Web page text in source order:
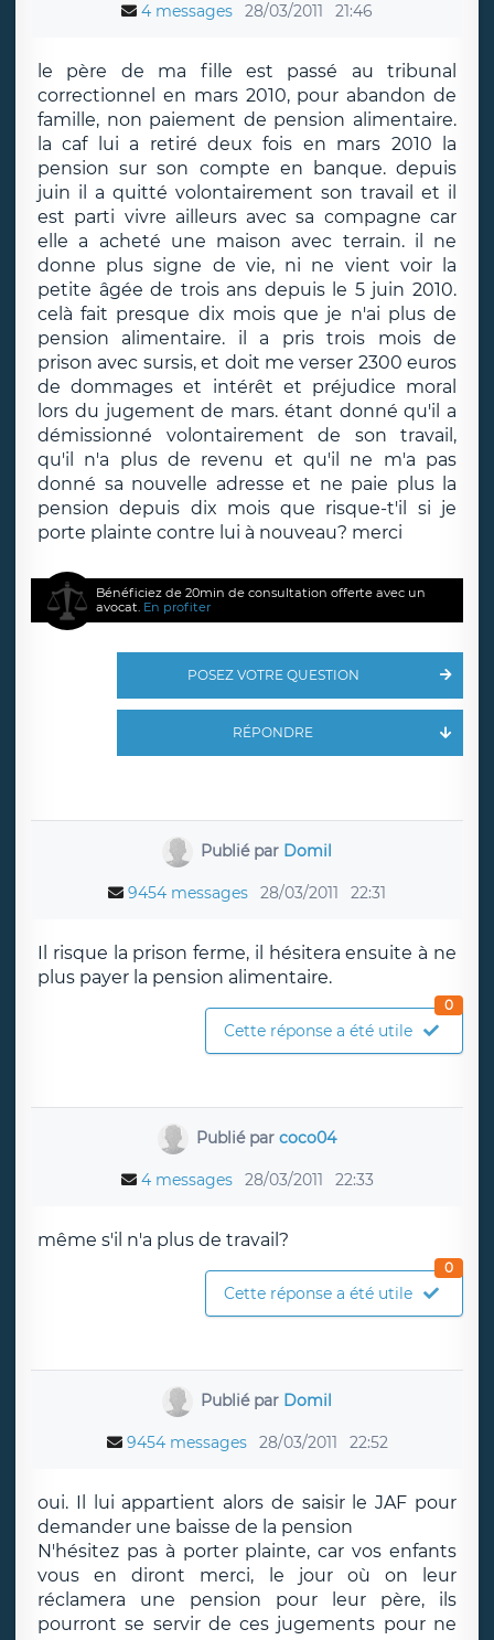
4 messages 28/03/2011 21:46
le père de ma fille est passé au tribunal
correctionnel en mars 2010, pour abandon de
famille, non paiement de pension alimentaire.
la caf lui a retiré deux fois en mars 2010 la
pension sur son compte en banque. depuis
juin il a quitté volontairement son travail et il
est parti vivre ailleurs avec sa compagne car
elle a acheté une maison avec terrain. il ne
donne plus signe de vie, ni ne vient voir la
petite âgée de trois ans depuis le 5 juin 2010.
celà fait presque dix mois que je n'ai plus de
pension alimentaire. il a pris trois mois de
prison avec sursis, et doit me verser 2300 euros
de dommages et intérêt et préjudice moral
lors du jugement de mars. étant donné qu'il a
démissionné volontairement de son travail,
qu'il n'a plus de revenu et qu'il ne m'a pas
donné sa nouvelle adresse et ne paie plus la
pension depuis dix mois que risque-t'il si je
porte plainte contre lui à nouveau? merci
Bénéficiez de 20min de consultation offerte avec un
avocat. En profiter
POSEZ VOTRE QUESTION
RÉPONDRE
Publié par Domil
9454 messages 28/03/2011 22:31
Il risque la prison ferme, il hésitera ensuite à ne
plus payer la pension alimentaire.
Cette réponse a été utile
0
Publié parcoco04
4 messages 28/03/2011 22:33
même s'il n'a plus de travail?
Cette réponse a été utile
0
Publié par Domil
9454 messages 28/03/2011 22:52
oui. Il lui appartient alors de saisir le JAF pour
demander une baisse de la pension
N'hésitez pas à porter plainte, car vos enfants
vous en diront merci, le jour où on leur
réclamera une pension pour leur père, ils
pourront se servir de ces jugements pour ne